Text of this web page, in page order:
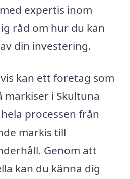
expertis inom
råd om hur du kan
din investering.
kan ett företag som
markiser i Skultuna
processen från
markis till
Genom att
kan du känna dig